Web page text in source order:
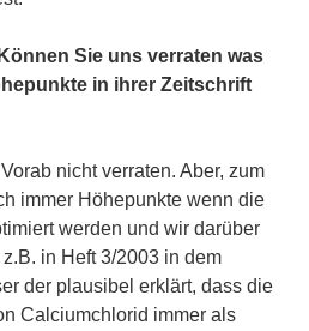
Sie uns verraten was
in ihrer Zeitschrift
nicht verraten. Aber, zum
immer Höhepunkte wenn die
werden und wir darüber
in Heft 3/2003 in dem
der plausibel erklärt, dass die
Calciumchlorid immer als